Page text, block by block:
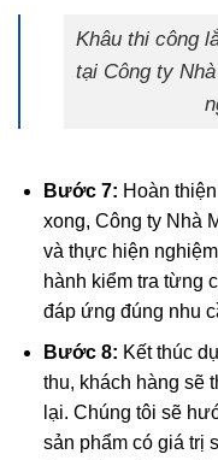
Khâu thi công
tại Công ty
Bước 7: Hoàn
xong, Công ty Nhà
và thực hiện
hành kiểm tra từng
đáp ứng đúng nhu
Bước 8: Kết thúc
thu, khách hàng sẽ
lại. Chúng tôi sẽ
sản phẩm có giá trị